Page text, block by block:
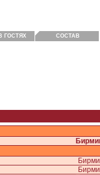
ГОСТЯХ СОСТАВ